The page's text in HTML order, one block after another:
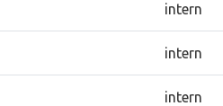
intern
intern
intern